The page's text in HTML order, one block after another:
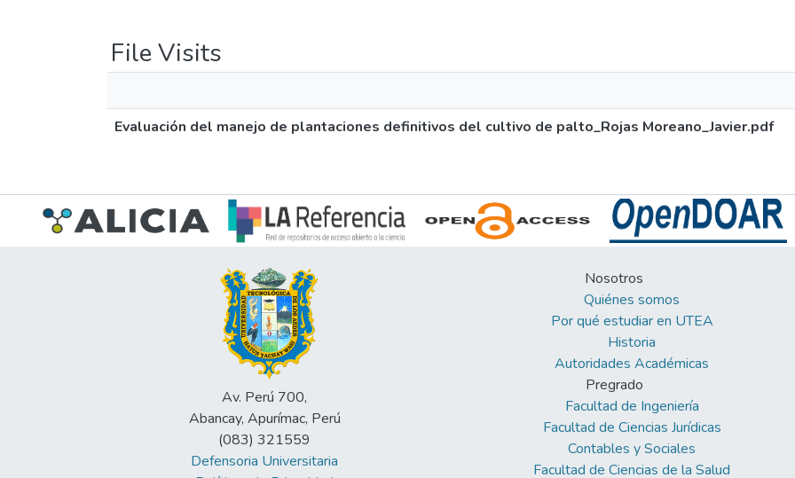
File Visits
Evaluación del manejo de plantaciones definitivos del cultivo de palto_Rojas Moreano_Javier.pdf
Av. Perú 700,
Abancay, Apurímac, Perú
(083) 321559
Defensoria Universitaria
Nosotros
Quiénes somos
Por qué estudiar en UTEA
Historia
Autoridades Académicas
Pregrado
Facultad de Ingeniería
Facultad de Ciencias Jurídicas
Contables y Sociales
Facultad de Ciencias de la Salud